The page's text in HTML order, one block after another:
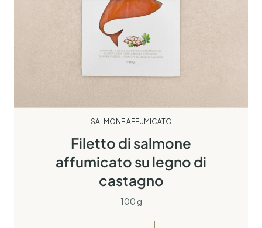
SALMONE AFFUMICATO
Filetto di salmone
affumicato su legno di
castagno
100 g